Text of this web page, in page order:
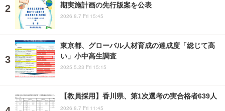
期実施計画の先行版案を公表
2026.8.7 Fri 15:45
東京都、グローバル人材育成の達成度「総じて高
い」小中高生調査
2025.5.23 Fri 15:15
【教員採用】香川県、第1次選考の実合格者639人
2026.8.7 Fri 11:45